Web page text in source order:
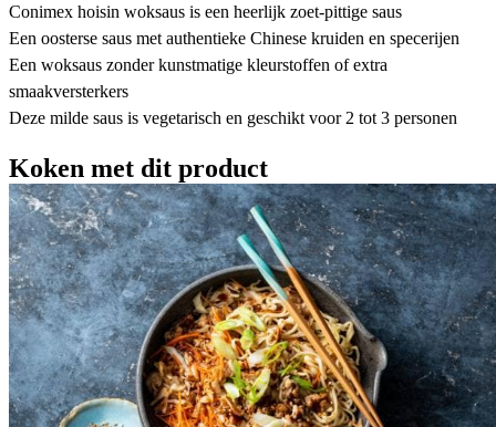
Conimex hoisin woksaus is een heerlijk zoet-pittige saus
Een oosterse saus met authentieke Chinese kruiden en specerijen
Een woksaus zonder kunstmatige kleurstoffen of extra
smaakversterkers
Deze milde saus is vegetarisch en geschikt voor 2 tot 3 personen
Koken met dit product